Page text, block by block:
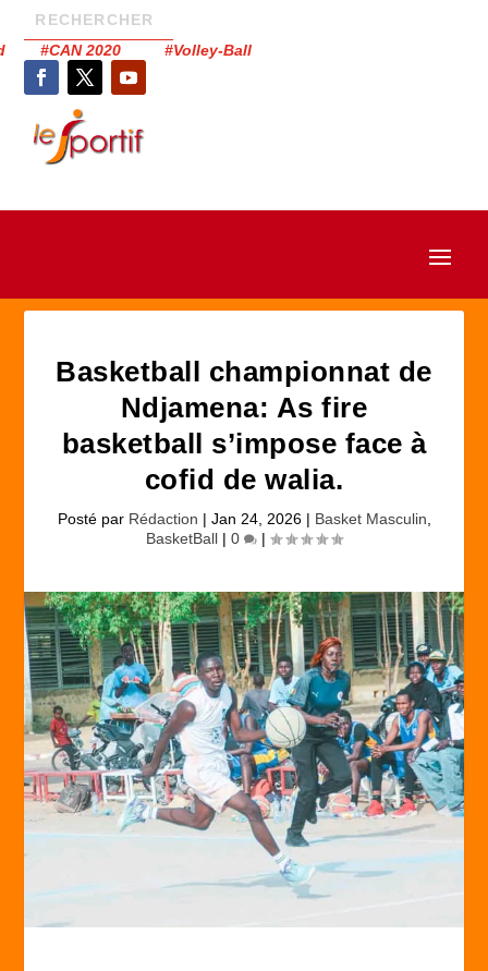
#CAN 2020 #Volley-Ball
Basketball championnat de
Ndjamena: As fire
basketball s’impose face à
cofid de walia.
Posté par Rédaction | Jan 24, 2026| Basket Masculin
BasketBall | 0 |